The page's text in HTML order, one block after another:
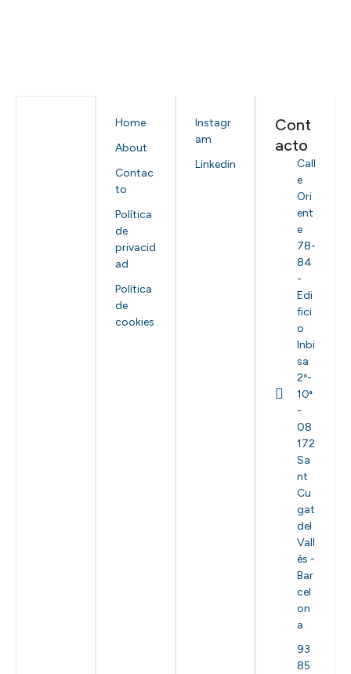
Home
About
Contac
to
Política
de
privacid
ad
Política
de
cookies
Instagr
am
Linkedin
Cont
acto
Call
e
Ori
ent
e
78-
84
-
Edi
fici
o
Inbi
sa
2º-
10ª
-
08
172
Sa
nt
Cu
gat
del
Vall
ès -
Bar
cel
on
a
93
85